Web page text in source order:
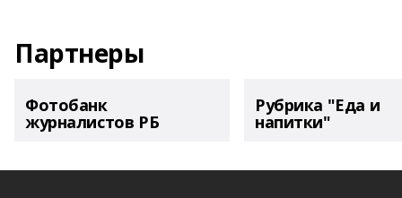
Партнеры
Фотобанк
журналистов РБ
Рубрика "Еда и
напитки"